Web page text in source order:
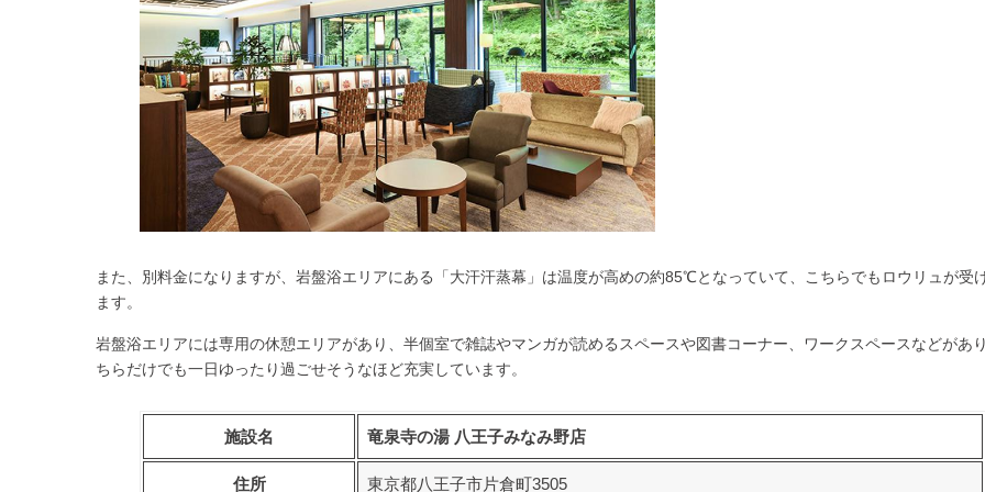
また、別料金になりますが、岩盤浴エリアにある「大汗汗蒸幕 」は温度が高めの約85℃となっていて、こちらでもロウリュが受
ます。
岩盤浴エリアには専用の休憩エリアがあり、半個室で雑誌やマンガが読めるスペースや図書コーナー、ワークスペースなどがあ
ちらだけでも一日ゆったり過ごせそうなほど充実しています。
施設名 竜泉寺の湯 八王子みなみ野店
住所 東京都八王子市片倉町3505